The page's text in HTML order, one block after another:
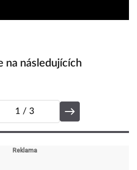
na následujících
1 / 3